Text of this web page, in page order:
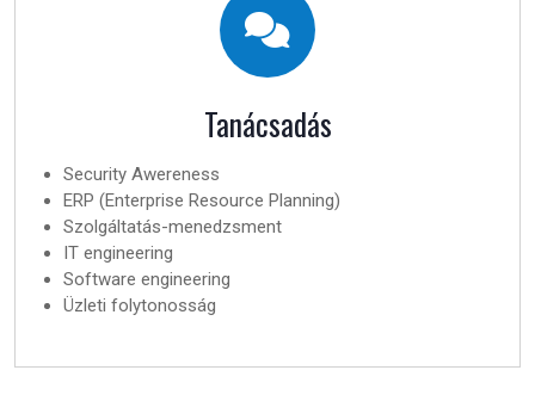
Tanácsadás
Security Awereness
ERP (Enterprise Resource Planning)
Szolgáltatás-menedzsment
IT engineering
Software engineering
Üzleti folytonosság